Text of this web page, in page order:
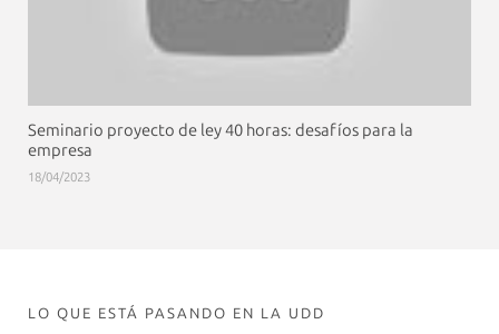
Seminario proyecto de ley 40 horas: desafíos para la
empresa
18/04/2023
LO QUE ESTÁ PASANDO EN LA UDD